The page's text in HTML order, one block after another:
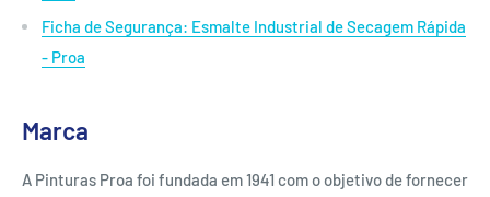
Ficha de Segurança: Esmalte Industrial de Secagem Rápida
- Proa
Marca
A Pinturas Proa foi fundada em 1941 com o objetivo de fornecer